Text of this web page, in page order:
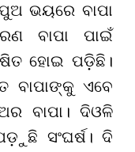
ଭୟରେ ବାପା
ବାପା ପାଇଁ
ହୋଇ ପଡ଼ିଛି।
ବାପାଙ୍କୁ ଏବେ
ବାପା। ଦିଓଳି
ସଂଘର୍ଷ। ଦି